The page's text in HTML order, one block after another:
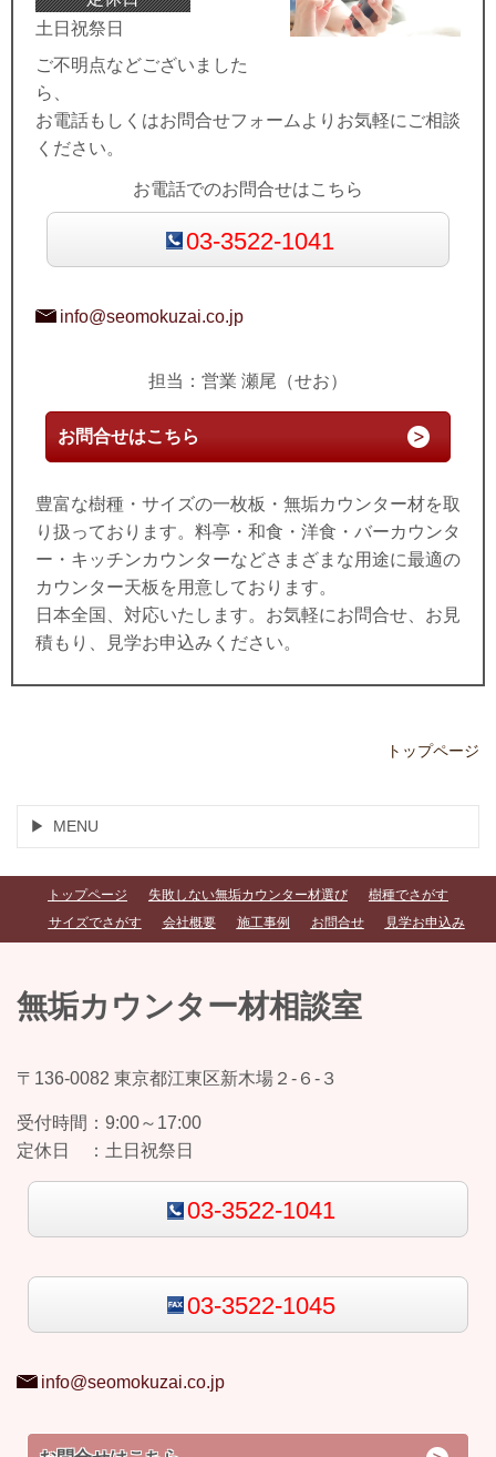
土日祝祭日
ご不明点などございました
ら、
お電話もしくはお問合せフォームよりお気軽にご相談
ください。
お電話でのお問合せはこちら
03-3522-1041
info@seomokuzai.co.jp
担当：営業 瀬尾（せお）
お問合せはこちら
豊富な樹種・サイズの一枚板・無垢カウンター材を取
り扱っております。料亭・和食・洋食・バーカウンタ
ー・キッチンカウンターなどさまざまな用途に最適の
カウンター天板を用意しております。
日本全国、対応いたします。お気軽にお問合せ、お見
積もり、見学お申込みください。
トップページ
MENU
トップページ 失敗しない無垢カウンター材選び
樹種でさがす
サイズでさがす
会社概要 施工事例 お問合せ 見学お申込み
無垢カウンター材相談室
〒136-0082 東京都江東区新木場２-６-３
受付時間： 9:00～17:00
定休日 ： 土日祝祭日
03-3522-1041
03-3522-1045
info@seomokuzai.co.jp